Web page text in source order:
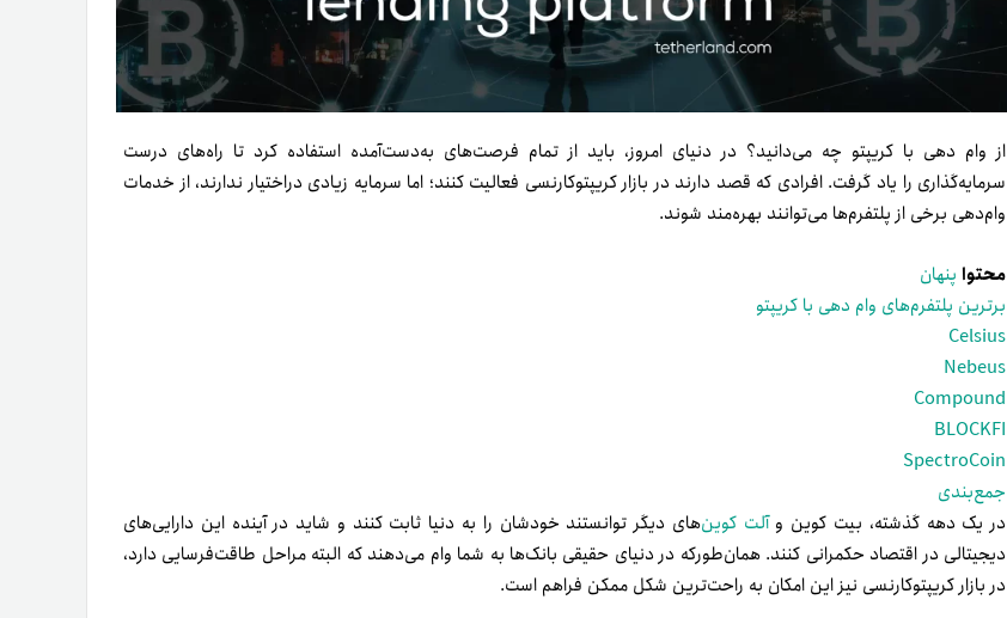
از وام دهی با کریپتو چه می‌دانید؟ در دنیای امروز، باید از تمام فرصت‌های به‌دست‌آمده استفاده کرد تا راه‌های درست
سرمایه‌گذاری را یاد گرفت. افرادی که قصد دارند در بازار کریپتوکارنسی فعالیت کنند؛ اما سرمایه زیادی دراختیار ندارند، از خدمات
وام‌دهی برخی از پلتفرم‌ها می‌توانند بهره‌مند شوند.
محتوا پنهان
برترین پلتفرم‌های وام دهی با کریپتو
Celsius
Nebeus
Compound
BLOCKFI
SpectroCoin
جمع‌بندی
در یک دهه گذشته، بیت کوین وآلت کوین‌های دیگر توانستند خودشان را به دنیا ثابت کنند و شاید در آینده این دارایی‌های
دیجیتالی در اقتصاد حکمرانی کنند. همان‌طور‌که در دنیای حقیقی بانک‌ها به شما وام می‌دهند که البته مراحل طاقت‌فرسایی دارد،
در بازار کریپتوکارنسی نیز این امکان به راحت‌ترین شکل ممکن فراهم است.